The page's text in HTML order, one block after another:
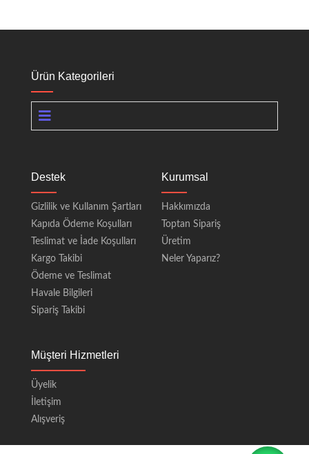
Ürün Kategorileri
Destek
Gizlilik ve Kullanım Şartları
Kapıda Ödeme Koşulları
Teslimat ve İade Koşulları
Kargo Takibi
Ödeme ve Teslimat
Havale Bilgileri
Sipariş Takibi
Kurumsal
Hakkımızda
Toptan Sipariş
Üretim
Neler Yaparız?
Müşteri Hizmetleri
Üyelik
İletişim
Alışveriş